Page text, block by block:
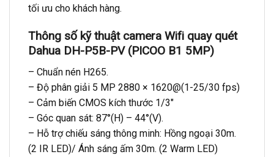
tối ưu cho khách hàng.
Thông số kỹ thuật camera Wifi quay quét
Dahua DH-P5B-PV (PICOO B1 5MP)
– Chuẩn nén H265.
– Độ phân giải 5 MP 2880 × 1620@(1-25/30 fps)
– Cảm biến CMOS kích thước 1/3″
– Góc quan sát: 87°(H) – 44°(V).
– Hỗ trợ chiếu sáng thông minh: Hồng ngoại 30m.
(2 IR LED)/ Ánh sáng ấm 30m. (2 Warm LED)